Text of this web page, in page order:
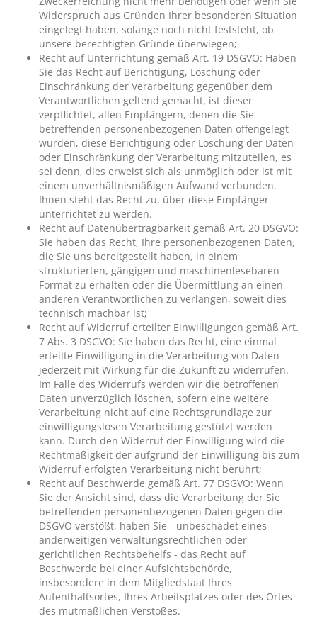
Widerspruch aus Gründen Ihrer besonderen Situation
eingelegt haben, solange noch nicht feststeht, ob
unsere berechtigten Gründe überwiegen;
Recht auf Unterrichtung gemäß Art. 19 DSGVO: Haben
Sie das Recht auf Berichtigung, Löschung oder
Einschränkung der Verarbeitung gegenüber dem
Verantwortlichen geltend gemacht, ist dieser
verpflichtet, allen Empfängern, denen die Sie
betreffenden personenbezogenen Daten offengelegt
wurden, diese Berichtigung oder Löschung der Daten
oder Einschränkung der Verarbeitung mitzuteilen, es
sei denn, dies erweist sich als unmöglich oder ist mit
einem unverhältnismäßigen Aufwand verbunden.
Ihnen steht das Recht zu, über diese Empfänger
unterrichtet zu werden.
Recht auf Datenübertragbarkeit gemäß Art. 20 DSGVO:
Sie haben das Recht, Ihre personenbezogenen Daten,
die Sie uns bereitgestellt haben, in einem
strukturierten, gängigen und maschinenlesebaren
Format zu erhalten oder die Übermittlung an einen
anderen Verantwortlichen zu verlangen, soweit dies
technisch machbar ist;
Recht auf Widerruf erteilter Einwilligungen gemäß Art.
7 Abs. 3 DSGVO: Sie haben das Recht, eine einmal
erteilte Einwilligung in die Verarbeitung von Daten
jederzeit mit Wirkung für die Zukunft zu widerrufen.
Im Falle des Widerrufs werden wir die betroffenen
Daten unverzüglich löschen, sofern eine weitere
Verarbeitung nicht auf eine Rechtsgrundlage zur
einwilligungslosen Verarbeitung gestützt werden
kann. Durch den Widerruf der Einwilligung wird die
Rechtmäßigkeit der aufgrund der Einwilligung bis zum
Widerruf erfolgten Verarbeitung nicht berührt;
Recht auf Beschwerde gemäß Art. 77 DSGVO: Wenn
Sie der Ansicht sind, dass die Verarbeitung der Sie
betreffenden personenbezogenen Daten gegen die
DSGVO verstößt, haben Sie - unbeschadet eines
anderweitigen verwaltungsrechtlichen oder
gerichtlichen Rechtsbehelfs - das Recht auf
Beschwerde bei einer Aufsichtsbehörde,
insbesondere in dem Mitgliedstaat Ihres
Aufenthaltsortes, Ihres Arbeitsplatzes oder des Ortes
des mutmaßlichen Verstoßes.